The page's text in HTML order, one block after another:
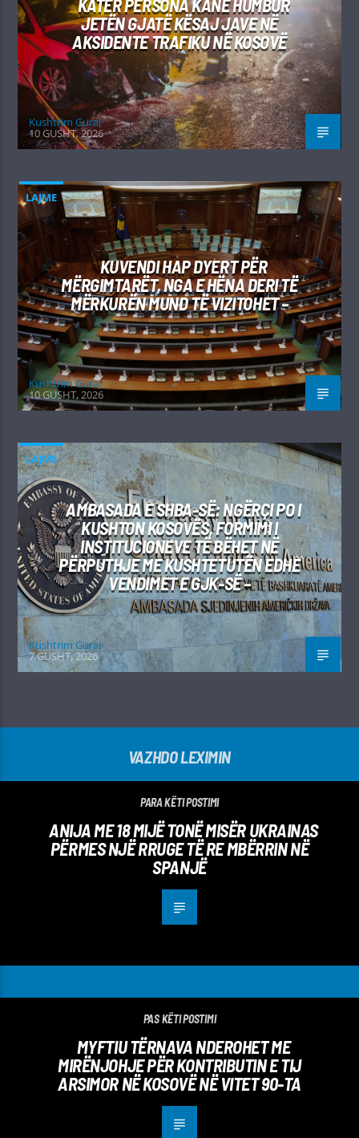
KATËR PERSONA KANË HUMBUR
JETËN GJATË KËSAJ JAVE NË
AKSIDENTE TRAFIKU NË KOSOVË
Kushtrim Guraj
10 GUSHT, 2026
LAJME
KUVENDI HAP DYERT PËR
MËRGIMTARËT, NGA E HËNA DERI TË
MËRKURËN MUND TË VIZITOHET –
Kushtrim Guraj
10 GUSHT, 2026
LAJME
AMBASADA E SHBA-SË: NGËRÇI PO I
KUSHTON KOSOVËS, FORMIMI I
INSTITUCIONEVE TË BËHET NË
PËRPUTHJE ME KUSHTETUTËN EDHE
VENDIMET E GJK-SË –
Kushtrim Guraj
7 GUSHT, 2026
VAZHDO LEXIMIN
PARA KËTI POSTIMI
ANIJA ME 18 MIJË TONË MISËR UKRAINAS
PËRMES NJË RRUGE TË RE MBËRRIN NË
SPANJË
PAS KËTI POSTIMI
MYFTIU TËRNAVA NDEROHET ME
MIRËNJOHJE PËR KONTRIBUTIN E TIJ
ARSIMOR NË KOSOVË NË VITET 90-TA